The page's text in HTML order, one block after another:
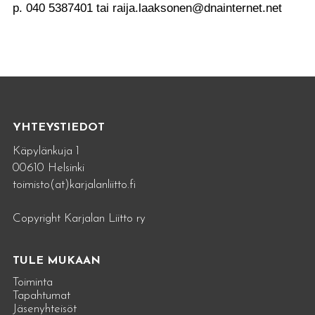
p. 040 5387401 tai raija.laaksonen@dnainternet.net
YHTEYSTIEDOT
Käpylänkuja 1
00610 Helsinki
toimisto(at)karjalanliitto.fi
Copyright Karjalan Liitto ry
TULE MUKAAN
Toiminta
Tapahtumat
Jäsenyhteisöt